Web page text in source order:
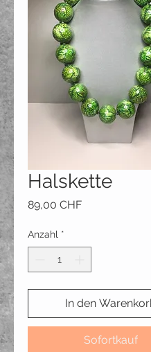
Halskette
89,00 CHFPreis
Anzahl *
In den
Sofortkauf